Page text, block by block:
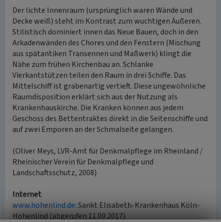
Der lichte Innenraum (ursprünglich waren Wände und
Decke weiß) steht im Kontrast zum wuchtigen Äußeren.
Stilistisch dominiert innen das Neue Bauen, doch in den
Arkadenwänden des Chores und den Fenstern (Mischung
aus spätantiken Transennen und Maßwerk) klingt die
Nähe zum frühen Kirchenbau an. Schlanke
Vierkantstützen teilen den Raum in drei Schiffe. Das
Mittelschiff ist grabenartig vertieft. Diese ungewöhnliche
Raumdisposition erklärt sich aus der Nutzung als
Krankenhauskirche. Die Kranken können aus jedem
Geschoss des Bettentraktes direkt in die Seitenschiffe und
auf zwei Emporen an der Schmalseite gelangen.
(Oliver Meys, LVR-Amt für Denkmalpflege im Rheinland /
Rheinischer Verein für Denkmalpflege und
Landschaftsschutz, 2008)
Internet
www.hohenlind.de: Sankt Elisabeth-Krankenhaus Köln-
Hohenlind (abgerufen 11.09.2017)